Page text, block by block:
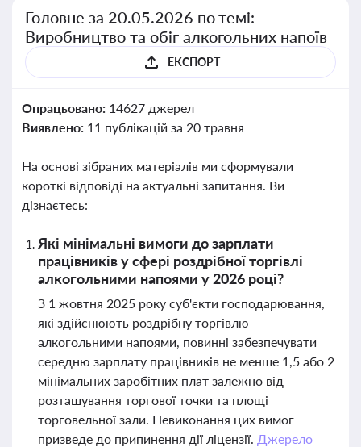
Головне за 20.05.2026 по темі:
Виробництво та обіг алкогольних напоїв
ЕКСПОРТ
Опрацьовано: 14627 джерел
Виявлено: 11 публікацій за 20 травня
На основі зібраних матеріалів ми сформували
короткі відповіді на актуальні запитання. Ви
дізнаєтесь:
Які мінімальні вимоги до зарплати
працівників у сфері роздрібної торгівлі
алкогольними напоями у 2026 році?
З 1 жовтня 2025 року суб'єкти господарювання,
які здійснюють роздрібну торгівлю
алкогольними напоями, повинні забезпечувати
середню зарплату працівників не менше 1,5 або 2
мінімальних заробітних плат залежно від
розташування торгової точки та площі
торговельної зали. Невиконання цих вимог
призведе до припинення дії ліцензії. Джерело